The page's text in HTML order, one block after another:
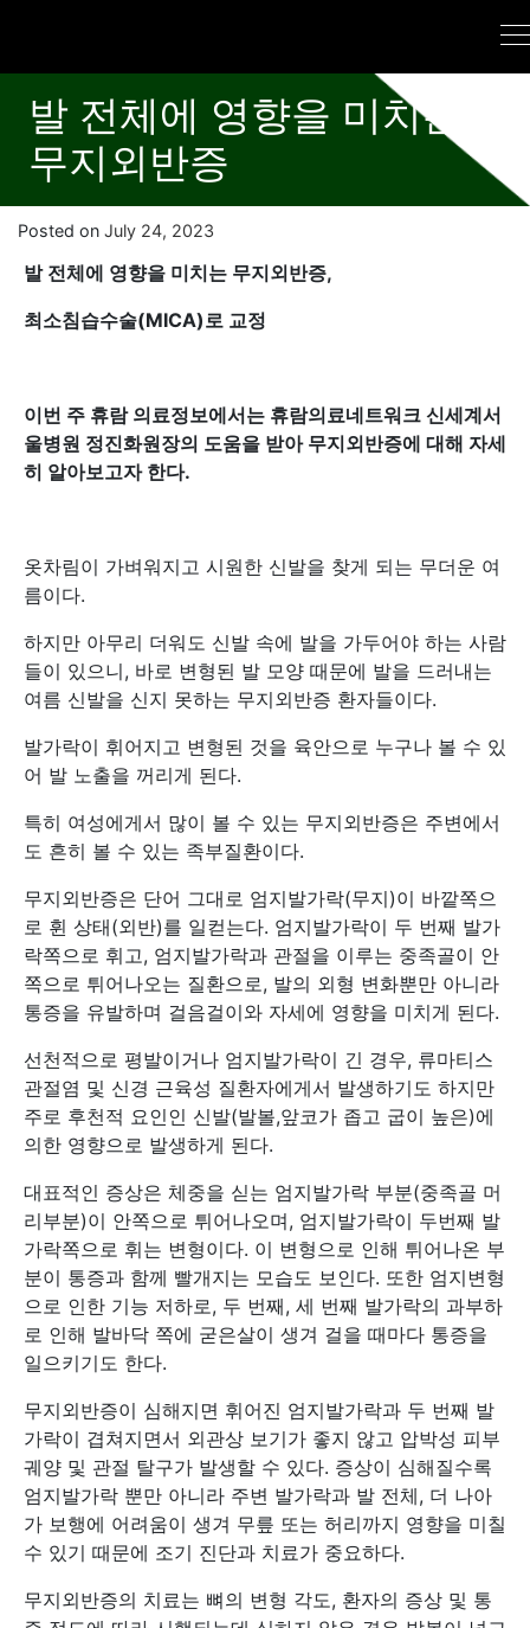
발 전체에 영향을 미치는
무지외반증
Posted on July 24, 2023
발 전체에 영향을 미치는 무지외반증,
최소침습수술(MICA)로 교정
이번 주 휴람 의료정보에서는 휴람의료네트워크 신세계서
울병원 정진화원장의 도움을 받아 무지외반증에 대해 자세
히 알아보고자 한다.
옷차림이 가벼워지고 시원한 신발을 찾게 되는 무더운 여
름이다.
하지만 아무리 더워도 신발 속에 발을 가두어야 하는 사람
들이 있으니, 바로 변형된 발 모양 때문에 발을 드러내는
여름 신발을 신지 못하는 무지외반증 환자들이다.
발가락이 휘어지고 변형된 것을 육안으로 누구나 볼 수 있
어 발 노출을 꺼리게 된다.
특히 여성에게서 많이 볼 수 있는 무지외반증은 주변에서
도 흔히 볼 수 있는 족부질환이다.
무지외반증은 단어 그대로 엄지발가락(무지)이 바깥쪽으
로 휜 상태(외반)를 일컫는다. 엄지발가락이 두 번째 발가
락쪽으로 휘고, 엄지발가락과 관절을 이루는 중족골이 안
쪽으로 튀어나오는 질환으로, 발의 외형 변화뿐만 아니라
통증을 유발하며 걸음걸이와 자세에 영향을 미치게 된다.
선천적으로 평발이거나 엄지발가락이 긴 경우, 류마티스
관절염 및 신경 근육성 질환자에게서 발생하기도 하지만
주로 후천적 요인인 신발(발볼,앞코가 좁고 굽이 높은)에
의한 영향으로 발생하게 된다.
대표적인 증상은 체중을 싣는 엄지발가락 부분(중족골 머
리부분)이 안쪽으로 튀어나오며, 엄지발가락이 두번째 발
가락쪽으로 휘는 변형이다. 이 변형으로 인해 튀어나온 부
분이 통증과 함께 빨개지는 모습도 보인다. 또한 엄지변형
으로 인한 기능 저하로, 두 번째, 세 번째 발가락의 과부하
로 인해 발바닥 쪽에 굳은살이 생겨 걸을 때마다 통증을
일으키기도 한다.
무지외반증이 심해지면 휘어진 엄지발가락과 두 번째 발
가락이 겹쳐지면서 외관상 보기가 좋지 않고 압박성 피부
궤양 및 관절 탈구가 발생할 수 있다. 증상이 심해질수록
엄지발가락 뿐만 아니라 주변 발가락과 발 전체, 더 나아
가 보행에 어려움이 생겨 무릎 또는 허리까지 영향을 미칠
수 있기 때문에 조기 진단과 치료가 중요하다.
무지외반증의 치료는 뼈의 변형 각도, 환자의 증상 및 통